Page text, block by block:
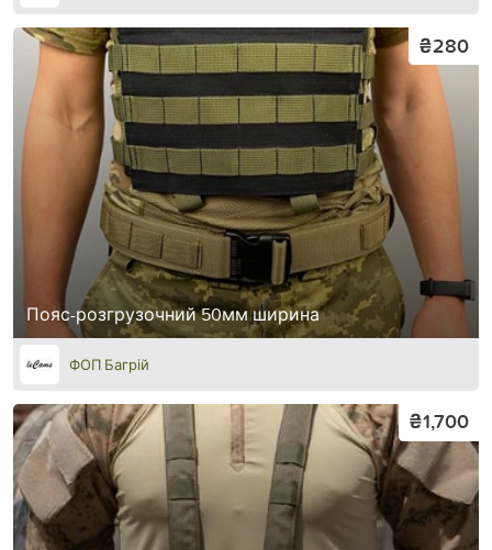
Пояс-розгрузочний 50мм ширина
₴280
ФОП Багрій
₴1,700